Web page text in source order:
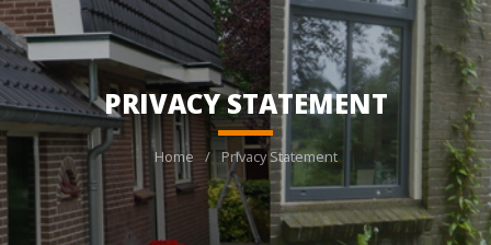
PRIVACY STATEMENT
Home Privacy Statement